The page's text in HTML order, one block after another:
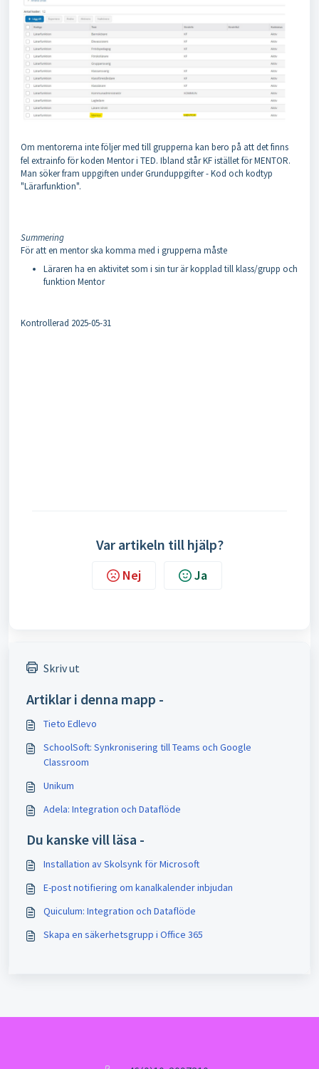
Om mentorerna inte följer med till grupperna kan bero på att det finns
fel extrainfo för koden Mentor i TED. Ibland står KF istället för MENTOR.
Man söker fram uppgiften under Grunduppgifter - Kod och kodtyp
"Lärarfunktion".
Summering
För att en mentor ska komma med i grupperna måste
Läraren ha en aktivitet som i sin tur är kopplad till klass/grupp och
funktion Mentor
Kontrollerad 2025-05-31
Var artikeln till hjälp?
Nej Ja
Skriv ut
Artiklar i denna mapp -
Tieto Edlevo
SchoolSoft: Synkronisering till Teams och Google
Classroom
Unikum
Adela: Integration och Dataflöde
Du kanske vill läsa -
Installation av Skolsynk för Microsoft
E-post notifiering om kanalkalender inbjudan
Quiculum: Integration och Dataflöde
Skapa en säkerhetsgrupp i Office 365